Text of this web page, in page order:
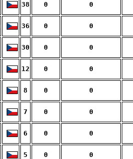
38 0 0
36 0 0
30 0 0
12 0 0
8 0 0
7 0 0
6 0 0
5 0 0